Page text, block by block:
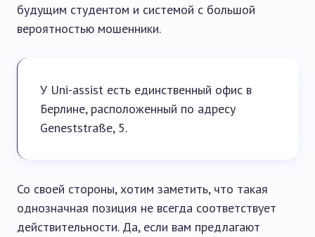
будущим студентом и системой с большой
вероятностью мошенники.
У Uni-assist есть единственный офис в
Берлине, расположенный по адресу
Geneststraße, 5.
Со своей стороны, хотим заметить, что такая
однозначная позиция не всегда соответствует
действительности. Да, если вам предлагают